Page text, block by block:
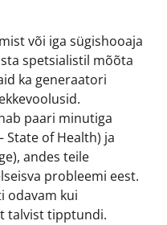
või iga sügishooaja
spetsialistil mõõta
ka generaatori
paari minutiga
State of Health) ja
andes teile
probleemi eest.
odavam kui
talvist tipptundi.